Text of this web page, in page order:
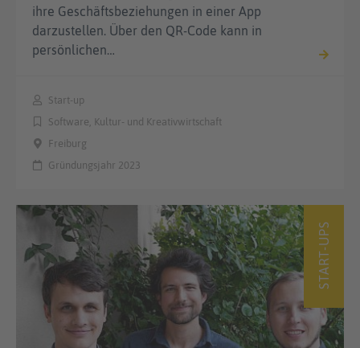
ihre Geschäftsbeziehungen in einer App
darzustellen. Über den QR-Code kann in
persönlichen…
Start-up
Software, Kultur- und Kreativwirtschaft
Freiburg
Gründungsjahr 2023
START-UPS